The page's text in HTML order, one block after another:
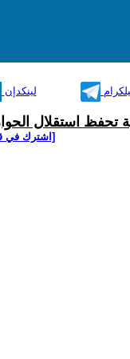
لينكدإن
تحفظ استقلال
[اشترك في